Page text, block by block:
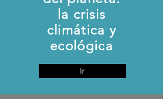
la crisis
climática y
ecológica
Ir